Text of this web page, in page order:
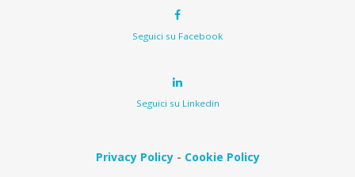
Seguici su Facebook
Seguici su Linkedin
Privacy Policy- Cookie Policy